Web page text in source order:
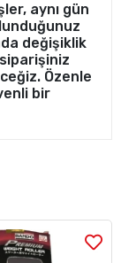
aynı gün
değişiklik
Özenle
bir